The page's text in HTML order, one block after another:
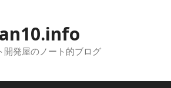
an10.info
開発屋のノート的ブログ